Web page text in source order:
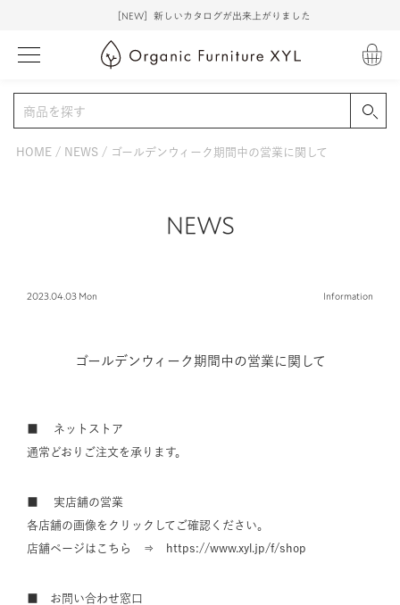
［NEW］新しいカタログが出来上がりました
HOME NEWS ゴールデンウィーク期間中の営業に関して
NEWS
2023.04.03 Mon Information
ゴールデンウィーク期間中の営業に関して
■ ネットストア
通常どおりご注文を承ります。
■ 実店舗の営業
各店舗の画像をクリックしてご確認ください。
店舗ページはこちら ⇒
https://www.xyl.jp/f/shop
■ お問い合わせ窓口